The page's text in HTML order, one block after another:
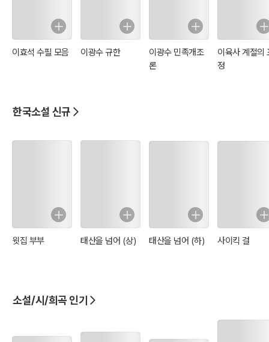
이효석 수필 모음 이광수 규한
이광수 민족개조
론
이육사 계절의
정
한국소설 신규
윗집 부부 태산을 넘어 (상) 태산을 넘어 (하) 사이킥 걸
소설/시/희곡 인기